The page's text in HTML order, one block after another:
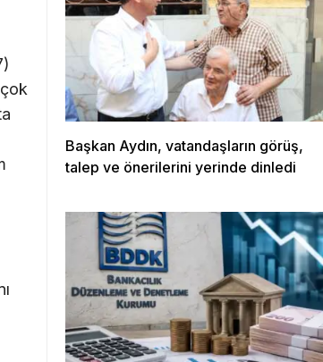
Başkan Aydın, vatandaşların görüş,
talep ve önerilerini yerinde dinledi